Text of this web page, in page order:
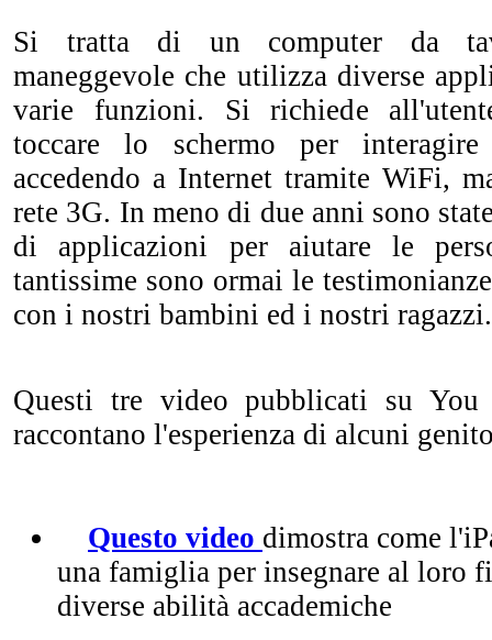
Si tratta di un computer da
maneggevole che utilizza diverse
varie funzioni. Si richiede
toccare lo schermo per
accedendo a Internet tramite WiFi,
rete 3G. In meno di due anni sono
di applicazioni per aiutare le
tantissime sono ormai le
con i nostri bambini ed i nostri ragazzi.
Questi tre video pubblicati su You
raccontano l'esperienza di alcuni
Questo video dimostra come
una famiglia per insegnare al loro
diverse abilità accademiche